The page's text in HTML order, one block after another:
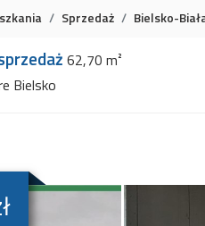
Sprzedaż Bielsko-
62,70 m²
Bielsko